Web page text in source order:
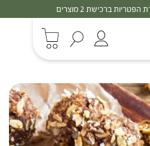
30% - הנחה על סדרת הפטריות ברכישת 3 מוצרים